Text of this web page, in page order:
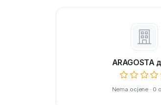
ARAGOSTA
Nema ocjene · 0